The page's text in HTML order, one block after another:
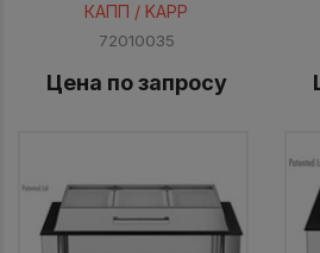
КАПП / KAPP
72010035
Цена по запросу